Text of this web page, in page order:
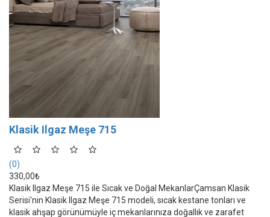
Klasik Ilgaz Meşe 715
(0)
330,00₺
Klasik Ilgaz Meşe 715 ile Sıcak ve Doğal MekanlarÇamsan Klasik
Serisi'nin Klasik Ilgaz Meşe 715 modeli, sıcak kestane tonları ve
klasik ahşap görünümüyle iç mekanlarınıza doğallık ve zarafet